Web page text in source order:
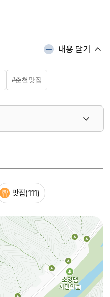
내용 닫기
#춘천맛집
맛집(111)